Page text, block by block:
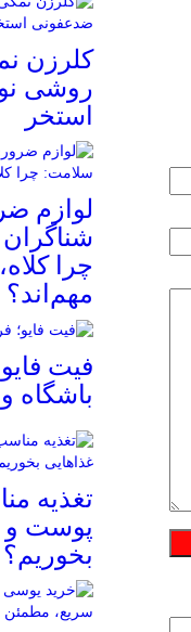
کلرزن
روشی
استخر
لوازم
چرا
مهم‌اند؟
فیت
باشگاه
تغذیه
پوست و
بخوریم؟